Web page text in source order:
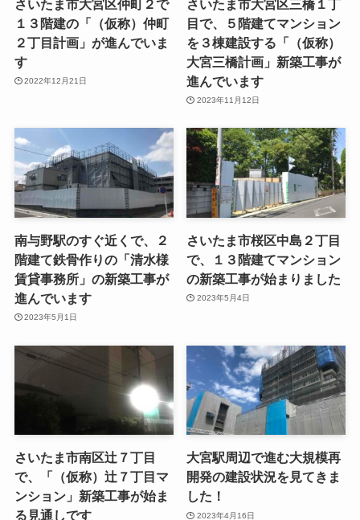
さいたま市大宮区仲町２で
１３階建の「（仮称）仲町
２丁目計画」が進んでいま
す
2022年12月21日
さいたま市大宮区三橋１丁
目で、５階建てマンション
を３棟建設する「（仮称）
大宮三橋計画」新築工事が
進んでいます
2023年11月12日
南与野駅のすぐ近くで、２
階建て鉄骨作りの「清水様
賃貸事務所」の新築工事が
進んでいます
2023年5月1日
さいたま市桜区中島２丁目
で、１３階建てマンション
の新築工事が始まりました
2023年5月4日
さいたま市南区辻７丁目
で、「（仮称）辻７丁目マ
ンション」新築工事が始ま
る見通しです
大宮駅周辺で進む大規模再
開発の建設状況を見てきま
した！
2023年4月16日